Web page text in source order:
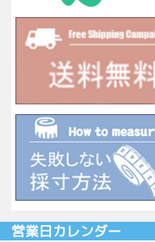
営業日カレンダー